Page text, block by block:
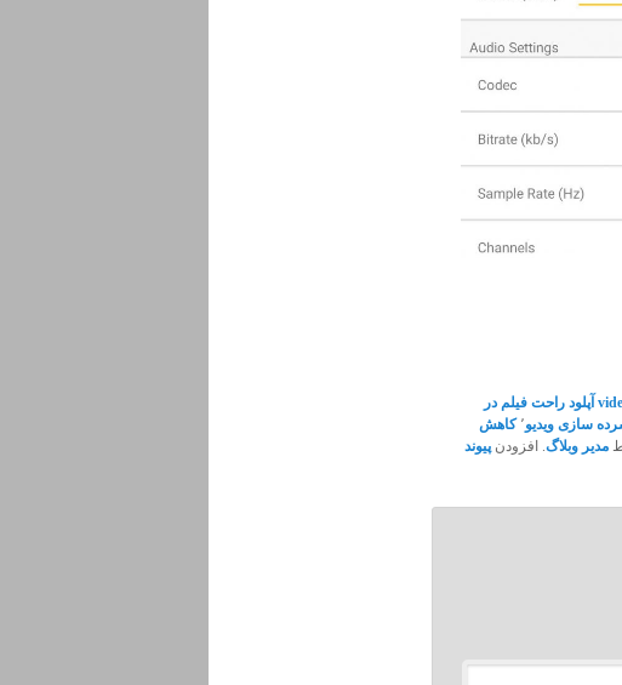
آپلود راحت فیلم در
سازی ویدیو٬ کاهش
مدیر وبلاگ. افزودنپیوند